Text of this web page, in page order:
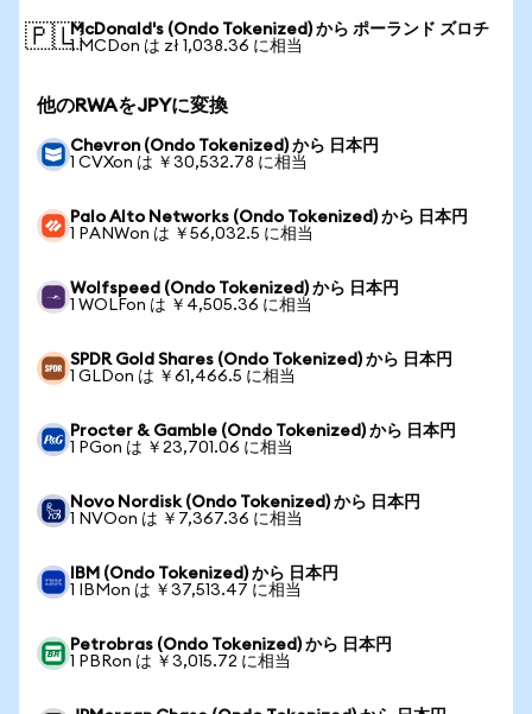
🇵🇱McDonald's (Ondo Tokenized) から ポーランド ズロチ
1 MCDon は zł 1,038.36 に相当
他のRWAをJPYに変換
Chevron (Ondo Tokenized) から 日本円
1 CVXon は ￥30,532.78 に相当
Palo Alto Networks (Ondo Tokenized) から 日本円
1 PANWon は ￥56,032.5 に相当
Wolfspeed (Ondo Tokenized) から 日本円
1 WOLFon は ￥4,505.36 に相当
SPDR Gold Shares (Ondo Tokenized) から 日本円
1 GLDon は ￥61,466.5 に相当
Procter & Gamble (Ondo Tokenized) から 日本円
1 PGon は ￥23,701.06 に相当
Novo Nordisk (Ondo Tokenized) から 日本円
1 NVOon は ￥7,367.36 に相当
IBM (Ondo Tokenized) から 日本円
1 IBMon は ￥37,513.47 に相当
Petrobras (Ondo Tokenized) から 日本円
1 PBRon は ￥3,015.72 に相当